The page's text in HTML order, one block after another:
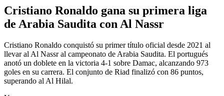
Cristiano Ronaldo gana su primera liga
de Arabia Saudita con Al Nassr
Cristiano Ronaldo conquistó su primer título oficial desde 2021 al
llevar al Al Nassr al campeonato de Arabia Saudita. El portugués
anotó un doblete en la victoria 4-1 sobre Damac, alcanzando 973
goles en su carrera. El conjunto de Riad finalizó con 86 puntos,
superando al Al Hilal.